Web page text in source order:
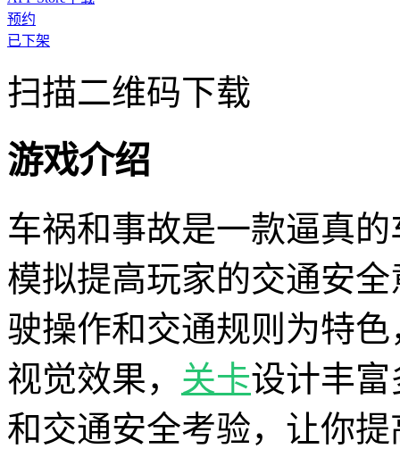
预约
已下架
扫描二维码下载
游戏介绍
车祸和事故是一款逼真的
模拟提高玩家的交通安
驶操作和交通规则为特
视觉效果， 关卡设计丰
和交通安全考验，让你